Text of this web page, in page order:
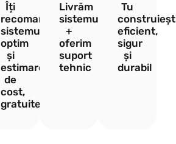
Îți
recomandăm
sistemul
optim
și
estimarea
de
cost,
gratuite
Livrăm
sistemul
+
oferim
suport
tehnic
Tu
eficient,
sigur
și
durabil